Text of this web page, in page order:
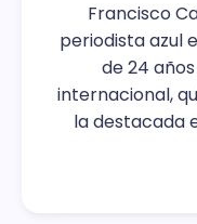
Francisco
periodista azul
de 24
internacional,
la destacada